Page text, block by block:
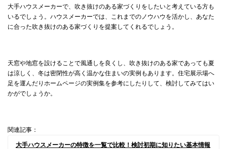
大手ハウスメーカーで、吹き抜けのある家づくりをしたいと考えている方も
いるでしょう。ハウスメーカーでは、これまでのノウハウを活かし、あなた
に合った吹き抜けのある家づくりを提案してくれるでしょう。
天窓や地窓を設けることで風通しを良くし、吹き抜けのある家であっても夏
は涼しく、冬は密閉性が高く温かな住まいの実例もあります。住宅展示場へ
足を運んだりホームページの実例集を参考にしたりして、検討してみてはい
かがでしょうか。
関連記事：
大手ハウスメーカーの特徴を一覧で比較！検討初期に知りたい基本情報